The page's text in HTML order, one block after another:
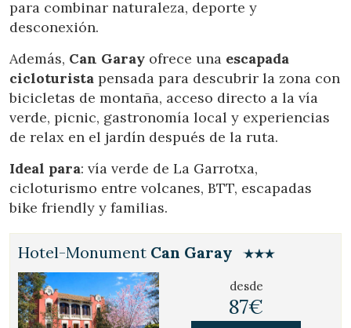
para combinar naturaleza, deporte y
desconexión.
Además, Can Garay ofrece una escapada
cicloturista pensada para descubrir la zona con
bicicletas de montaña, acceso directo a la vía
verde, picnic, gastronomía local y experiencias
de relax en el jardín después de la ruta.
Ideal para: vía verde de La Garrotxa,
cicloturismo entre volcanes, BTT, escapadas
bike friendly y familias.
Hotel-Monument Can Garay
desde
87€